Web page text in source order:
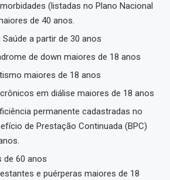
(listadas no Plano Nacional
de 40 anos.
a partir de 30 anos
de down maiores de 18 anos
maiores de 18 anos
em diálise maiores de 18 anos
permanente cadastradas no
de Prestação Continuada (BPC)
de 60 anos
e puérperas maiores de 18